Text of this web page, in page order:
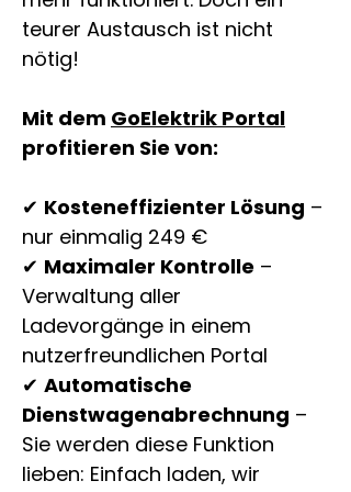
teurer Austausch ist nicht
nötig!
Mit dem GoElektrik Portal
profitieren Sie von:
✔ Kosteneffizienter Lösung –
nur einmalig 249 €
✔ Maximaler Kontrolle –
Verwaltung aller
Ladevorgänge in einem
nutzerfreundlichen Portal
✔ Automatische
Dienstwagenabrechnung –
Sie werden diese Funktion
lieben: Einfach laden, wir